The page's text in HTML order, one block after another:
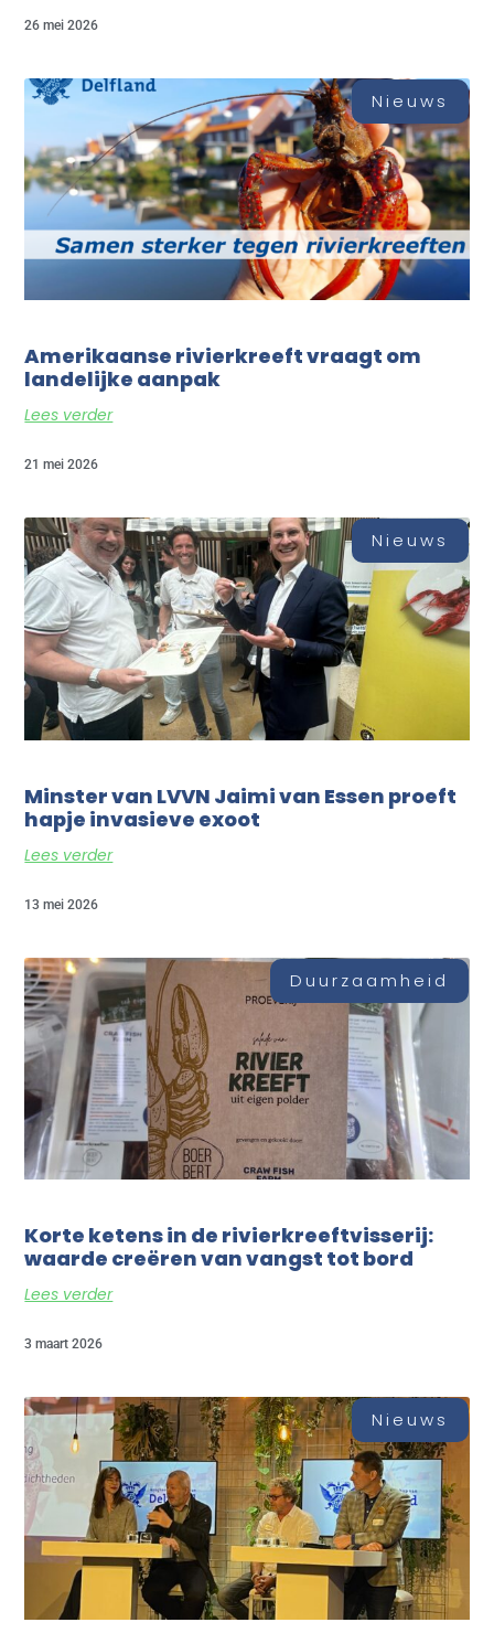
26 mei 2026
Nieuws
Amerikaanse rivierkreeft vraagt om
landelijke aanpak
Lees verder
21 mei 2026
Nieuws
Minster van LVVN Jaimi van Essen proeft
hapje invasieve exoot
Lees verder
13 mei 2026
Duurzaamheid
Korte ketens in de rivierkreeftvisserij:
waarde creëren van vangst tot bord
Lees verder
3 maart 2026
Nieuws